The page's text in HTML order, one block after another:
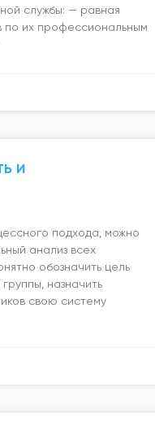
службы: — равная
по их профессиональным
и
подхода, можно
анализ всех
обозначить цель
назначить
свою систему